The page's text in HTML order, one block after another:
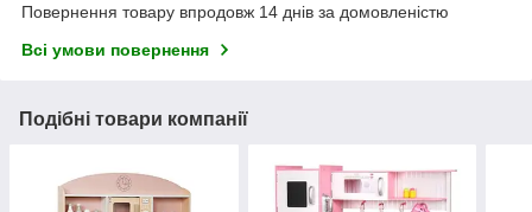
Повернення товару впродовж 14 днів за домовленістю
Всі умови повернення
Подібні товари компанії